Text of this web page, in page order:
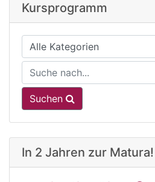
Kursprogramm
Suchen
In 2 Jahren zur Matura!